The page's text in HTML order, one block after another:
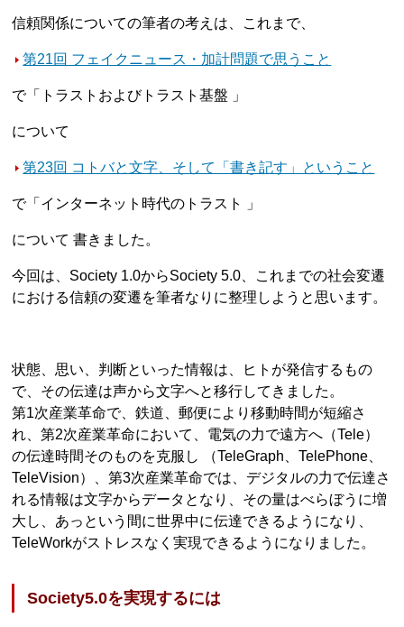
信頼関係についての筆者の考えは、これまで、
第21回 フェイクニュース・加計問題で思うこと
で「トラストおよびトラスト基盤 」
について
第23回 コトバと文字、そして「書き記す」ということ
で「インターネット時代のトラスト 」
について 書きました。
今回は、Society 1.0からSociety 5.0、これまでの社会変遷
における信頼の変遷を筆者なりに整理しようと思います。
状態、思い、判断といった情報は、ヒトが発信するもの
で、その伝達は声から文字へと移行してきました。
第1次産業革命で、鉄道、郵便により移動時間が短縮さ
れ、第2次産業革命において、電気の力で遠方へ（Tele）
の伝達時間そのものを克服し （TeleGraph、TelePhone、
TeleVision）、第3次産業革命では、デジタルの力で伝達さ
れる情報は文字からデータとなり、その量はべらぼうに増
大し、あっという間に世界中に伝達できるようになり、
TeleWorkがストレスなく実現できるようになりました。
Society5.0を実現するには